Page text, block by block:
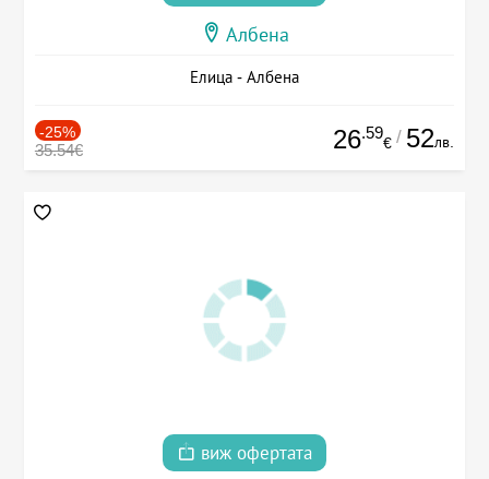
Албена
Елица - Албена
-25%
35.54€ 26.59
€ / 52лв.
виж офертата